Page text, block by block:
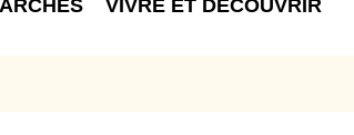
VIVRE ET DÉCOUVRIR